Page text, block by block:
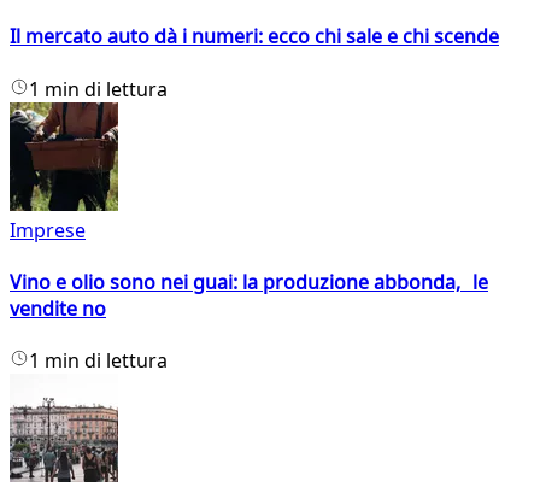
Il mercato auto dà i numeri: ecco chi sale e chi scende
1 min di lettura
Imprese
Vino e olio sono nei guai: la produzione abbonda, le
vendite no
1 min di lettura